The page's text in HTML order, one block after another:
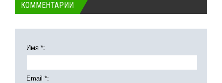
КОММЕНТАРИИ
Имя *:
Email *: